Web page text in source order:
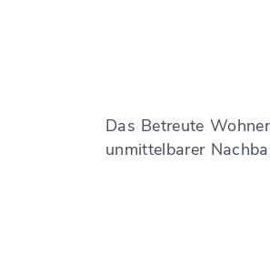
Das Betreute
unmittelbarer